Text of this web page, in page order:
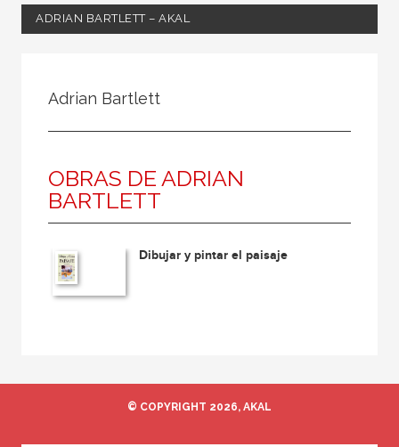
ADRIAN BARTLETT – AKAL
Coordinador
Editor
Escritor
Escritora
Traductor
Adrian Bartlett
OBRAS DE ADRIAN
BARTLETT
Dibujar y pintar el paisaje
© COPYRIGHT 2026, AKAL